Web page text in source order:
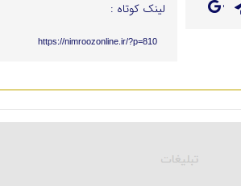
لینک کوتاه :
https://nimroozonline.ir/?p=810